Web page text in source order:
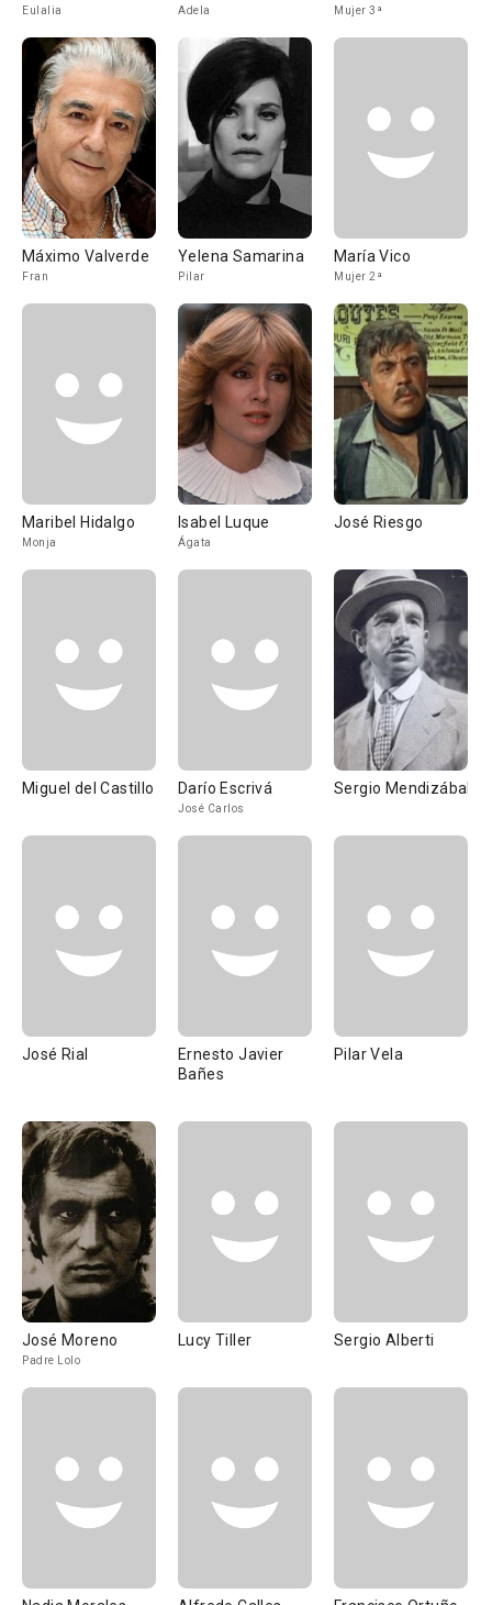
Eulalia Adela Mujer 3ª
Máximo Valverde
Fran
Yelena Samarina
Pilar
María Vico
Mujer 2ª
Maribel Hidalgo
Monja
Isabel Luque
Ágata
José Riesgo
Miguel del Castillo Darío Escrivá
José Carlos
Sergio Mendizábal
José Rial
Ernesto Javier
Bañes
Pilar Vela
José Moreno
Padre Lolo
Lucy Tiller Sergio Alberti